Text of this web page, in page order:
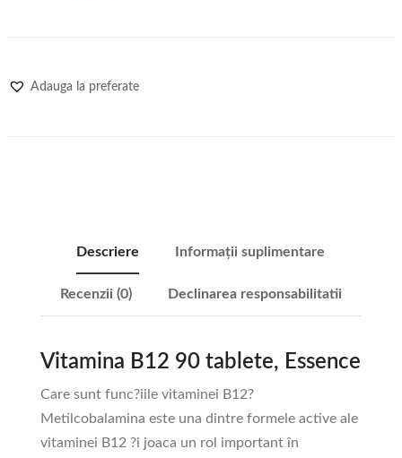
Adauga la preferate
Descriere Informații suplimentare
Recenzii (0) Declinarea responsabilitatii
Vitamina B12 90 tablete, Essence
Care sunt func?iile vitaminei B12?
Metilcobalamina este una dintre formele active ale
vitaminei B12 ?i joaca un rol important în